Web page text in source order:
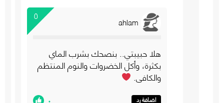
٥ ahlam
هلا حبيبتي.. بنصحك بشرب الماي
بكثرة، وأكل الخضروات والنوم المنتظم
والكافي.
اضافة رد ٠